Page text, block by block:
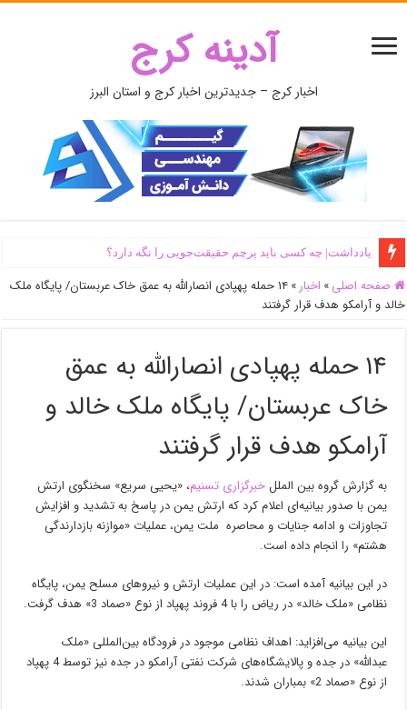
آدینه کرج
اخبار کرج – جدیدترین اخبار کرج و استان البرز
یادداشت| ‌چه کسی باید پرچم حقیقت‌جویی را نگه دارد؟
صفحه اصلی » اخبار »
۱۴ حمله پهپادی انصارالله به عمق خاک عربستان/ پایگاه ملک
خالد و آرامکو هدف قرار گرفتند
۱۴ حمله پهپادی انصارالله به عمق
خاک عربستان/ پایگاه ملک خالد و
آرامکو هدف قرار گرفتند
به گزارش گروه بین المللخبرگزاری تسنیم، «یحیی سریع» سخنگوی ارتش
یمن با صدور بیانیه‌ای اعلام کرد که ارتش یمن در پاسخ به تشدید و افزایش
تجاوزات و ادامه جنایات و محاصره ملت یمن، عملیات «موازنه بازدارندگی
هشتم» را انجام داده است.
در این بیانیه آمده است: در این عملیات ارتش و نیروهای مسلح یمن، پایگاه
نظامی «ملک خالد» در ریاض را با 4 فروند پهپاد از نوع «صماد 3» هدف گرفت.
این بیانیه می‌افزاید: اهداف نظامی موجود در فرودگاه بین‌المللی «ملک
عبدالله» در جده و پالایشگاه‌های شرکت نفتی آرامکو در جده نیز توسط 4 پهپاد
از نوع «صماد 2» بمباران شدند.